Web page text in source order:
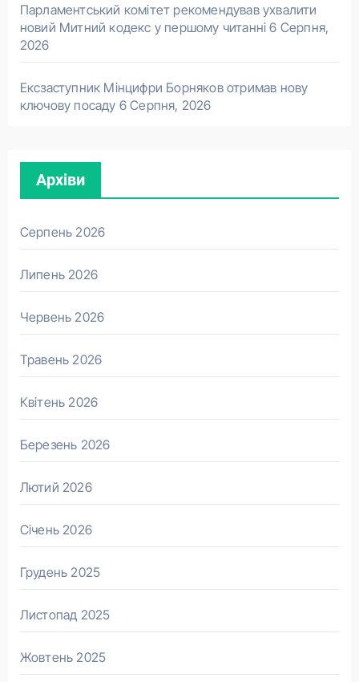
Парламентський комітет рекомендував ухвалити
новий Митний кодекс у першому читанні 6 Серпня,
2026
Ексзаступник Мінцифри Борняков отримав нову
ключову посаду 6 Серпня, 2026
Архіви
Серпень 2026
Липень 2026
Червень 2026
Травень 2026
Квітень 2026
Березень 2026
Лютий 2026
Січень 2026
Грудень 2025
Листопад 2025
Жовтень 2025